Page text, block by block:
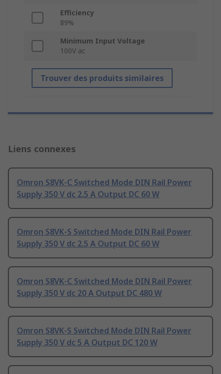
Efficiency
89%
Minimum Input Voltage
100V ac
Trouver des produits similaires
Liens connexes
Omron S8VK-C Switched Mode DIN Rail Power
Supply 350 V dc 2.5 A Output DC 60 W
Omron S8VK-S Switched Mode DIN Rail Power
Supply 350 V dc 2.5 A Output DC 60 W
Omron S8VK-C Switched Mode DIN Rail Power
Supply 350 V dc 20 A Output DC 480 W
Omron S8VK-S Switched Mode DIN Rail Power
Supply 350 V dc 5 A Output DC 120 W